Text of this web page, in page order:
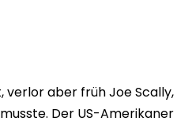
verlor aber früh Joe Scally,
Der US-Amerikaner